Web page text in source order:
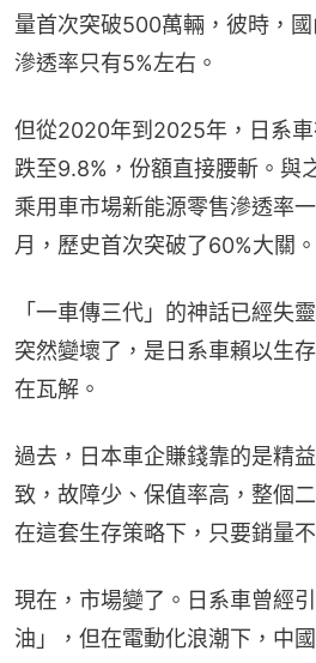
量首次突破500萬輛，彼時，
滲透率只有5%左右。
但從2020年到2025年，日系
跌至9.8%，份額直接腰斬。與
乘用車市場新能源零售滲透率
月，歷史首次突破了60%大關。
「一車傳三代」的神話已經失
突然變壞了，是日系車賴以生
在瓦解。
過去，日本車企賺錢靠的是精
致，故障少、保值率高，整個
在這套生存策略下，只要銷量
現在，市場變了。日系車曾經
油」，但在電動化浪潮下，中